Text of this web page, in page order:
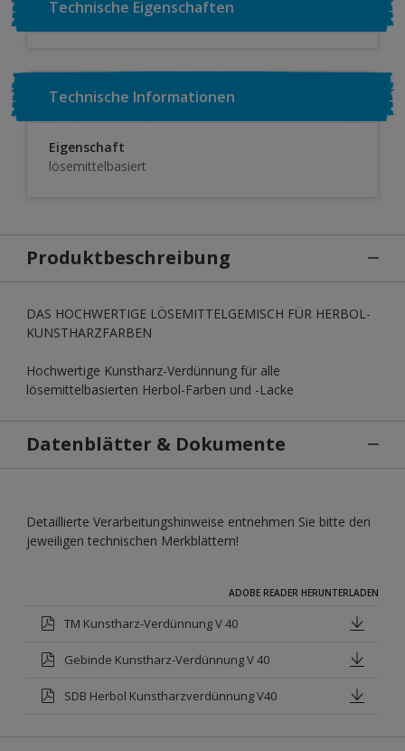
Technische Eigenschaften
Technische Informationen
Eigenschaft
lösemittelbasiert
Produktbeschreibung
DAS HOCHWERTIGE LÖSEMITTELGEMISCH FÜR HERBOL-
KUNSTHARZFARBEN
Hochwertige Kunstharz-Verdünnung für alle
lösemittelbasierten Herbol-Farben und -Lacke
Datenblätter & Dokumente
Detaillierte Verarbeitungshinweise entnehmen Sie bitte den
jeweiligen technischen Merkblättern!
ADOBE READER HERUNTERLADEN
TM Kunstharz-Verdünnung V 40
Gebinde Kunstharz-Verdünnung V 40
SDB Herbol Kunstharzverdünnung V40